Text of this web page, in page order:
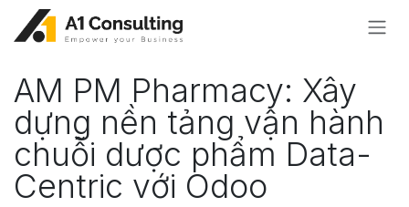
Bỏ qua để đến Nội dung
AM PM Pharmacy: Xây
dựng nền tảng vận hành
chuỗi dược phẩm Data-
Centric với Odoo